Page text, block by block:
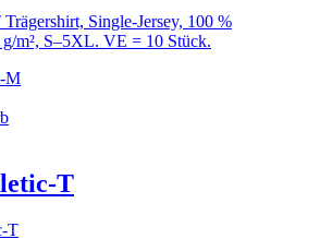
Single-Jersey, 100 %
m², S–5XL. VE = 10 Stück.
M
T